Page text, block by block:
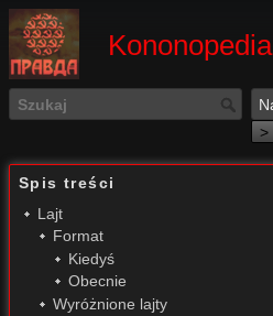
Kononopedia
>
Spis treści
Lajt
Format
Kiedyś
Obecnie
Wyróżnione lajty